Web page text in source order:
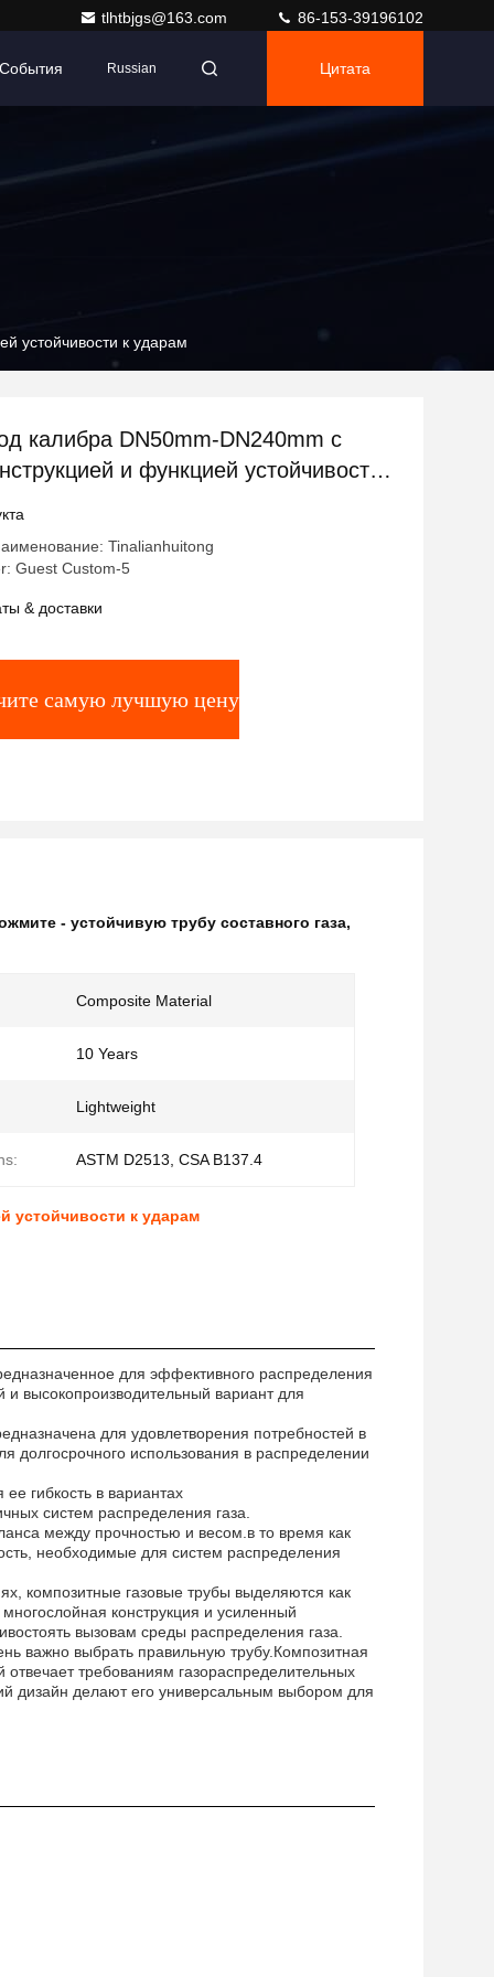
tlhtbjgs@163.com 86-153-39196102
События Russian Цитата
устойчивости к ударам
калибра DN50mm-DN240mm с
и функцией устойчивости
Tinalianhuitong
Guest Custom-5
& доставки
самую лучшую цену
- устойчивую трубу составного газа,
Composite Material
10 Years
Lightweight
ASTM D2513, CSA B137.4
устойчивости к ударам
для эффективного распределения
и высокопроизводительный вариант для
для удовлетворения потребностей в
долгосрочного использования в распределении
гибкость в вариантах
систем распределения газа.
между прочностью и весом.в то время как
необходимые для систем распределения
композитные газовые трубы выделяются как
конструкция и усиленный
вызовам среды распределения газа.
важно выбрать правильную трубу.Композитная
требованиям газораспределительных
дизайн делают его универсальным выбором для